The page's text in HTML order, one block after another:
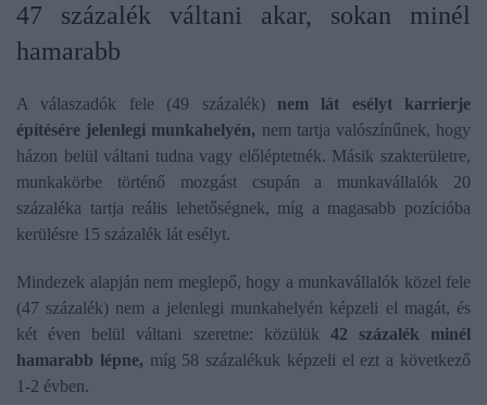
47 százalék váltani akar, sokan minél
hamarabb
A válaszadók fele (49 százalék) nem lát esélyt karrierje
építésére jelenlegi munkahelyén, nem tartja valószínűnek, hogy
házon belül váltani tudna vagy előléptetnék. Másik szakterületre,
munkakörbe történő mozgást csupán a munkavállalók 20
százaléka tartja reális lehetőségnek, míg a magasabb pozícióba
kerülésre 15 százalék lát esélyt.
Mindezek alapján nem meglepő, hogy a munkavállalók közel fele
(47 százalék) nem a jelenlegi munkahelyén képzeli el magát, és
két éven belül váltani szeretne: közülük 42 százalék minél
hamarabb lépne, míg 58 százalékuk képzeli el ezt a következő
1-2 évben.